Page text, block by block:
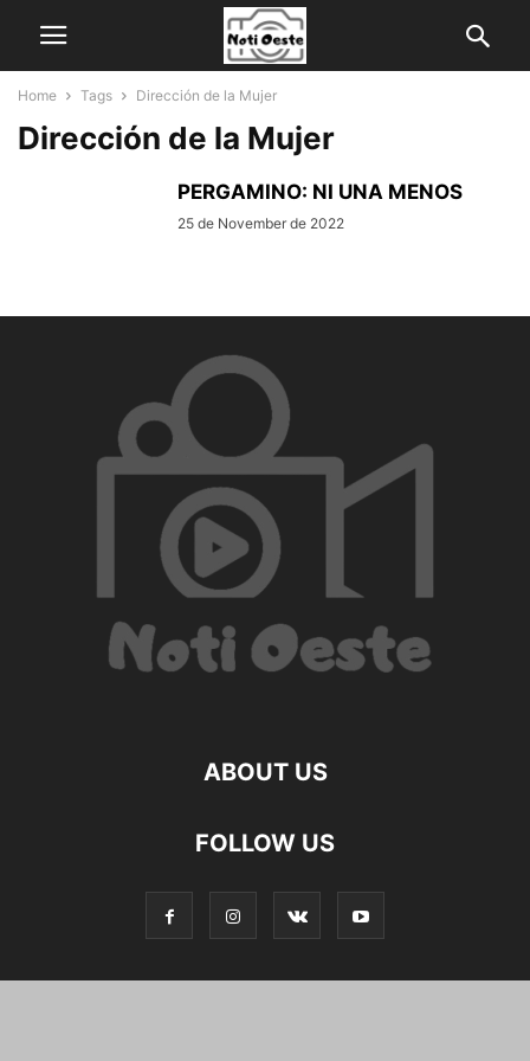
Home Tags Dirección de la Mujer
Dirección de la Mujer
PERGAMINO: NI UNA MENOS
25 de November de 2022
ABOUT US
FOLLOW US